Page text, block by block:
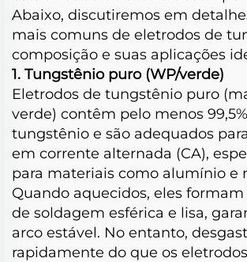
Abaixo, discutiremos em
mais comuns de eletrodos de
composição e suas aplicações
1. Tungstênio puro (WP/verde)
Eletrodos de tungstênio puro
verde) contêm pelo menos
tungstênio e são adequados
em corrente alternada (CA),
para materiais como alumínio e
Quando aquecidos, eles
de soldagem esférica e lisa,
arco estável. No entanto,
rapidamente do que os